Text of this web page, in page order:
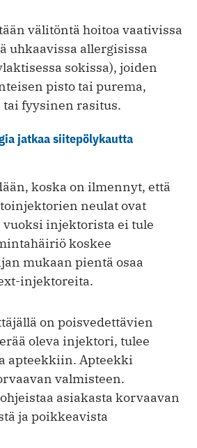
välitöntä hoitoa vaativissa
uhkaavissa allergisissa
sokissa), joiden
pisto tai purema,
fyysinen rasitus.
jatkaa siitepölykautta
koska on ilmennyt, että
neulat ovat
vuoksi injektorista ei tule
koskee
mukaan pientä osaa
injektoreita.
on poisvedettävien
oleva injektori, tulee
apteekkiin. Apteekki
valmisteen.
asiakasta korvaavan
ja poikkeavista